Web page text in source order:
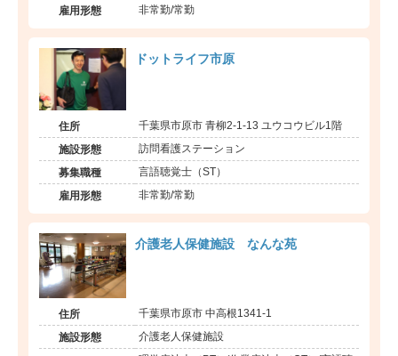
雇用形態 非常勤/常勤
ドットライフ市原
住所 千葉県市原市 青柳2-1-13 ユウコウビル1階
施設形態 訪問看護ステーション
募集職種 言語聴覚士（ST）
雇用形態 非常勤/常勤
介護老人保健施設 なんな苑
住所 千葉県市原市 中高根1341-1
施設形態 介護老人保健施設